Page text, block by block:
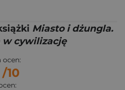
Miasto i dżungla.
w cywilizację
ocen:
/10